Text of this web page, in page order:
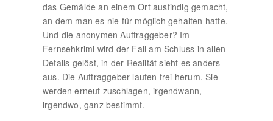
das Gemälde an einem Ort ausfindig gemacht,
an dem man es nie für möglich gehalten hatte.
Und die anonymen Auftraggeber? Im
Fernsehkrimi wird der Fall am Schluss in allen
Details gelöst, in der Realität sieht es anders
aus. Die Auftraggeber laufen frei herum. Sie
werden erneut zuschlagen, irgendwann,
irgendwo, ganz bestimmt.